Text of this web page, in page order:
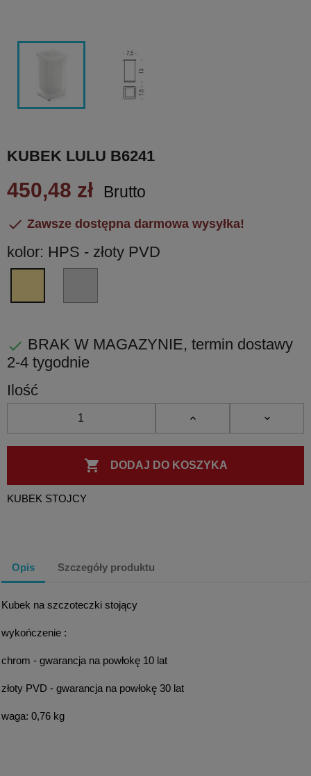
KUBEK LULU B6241
450,48 zł Brutto
 Zawsze dostępna darmowa wysyłka!
kolor: HPS - złoty PVD
 BRAK W MAGAZYNIE, termin dostawy
2-4 tygodnie
Ilość
 DODAJ DO KOSZYKA
KUBEK STOJCY
Opis Szczegóły produktu
Kubek na szczoteczki stojący
wykończenie :
chrom - gwarancja na powłokę 10 lat
złoty PVD - gwarancja na powłokę 30 lat
waga: 0,76 kg